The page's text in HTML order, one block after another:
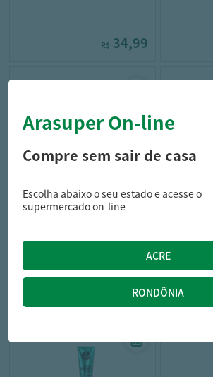
R$ 34,99
dove
Creme Mascara Tratamento
Biotina 500g
32,19
500g
Arasuper On-line
Compre sem sair de casa
Escolha abaixo o seu estado e acesse o
supermercado on-line